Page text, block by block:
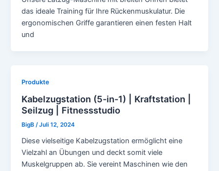
das ideale Training für Ihre Rückenmuskulatur. Die
ergonomischen Griffe garantieren einen festen Halt
und
Produkte
Kabelzugstation (5-in-1) | Kraftstation |
Seilzug | Fitnessstudio
BigB/Juli 12, 2024
Diese vielseitige Kabelzugstation ermöglicht eine
Vielzahl an Übungen und deckt somit viele
Muskelgruppen ab. Sie vereint Maschinen wie den